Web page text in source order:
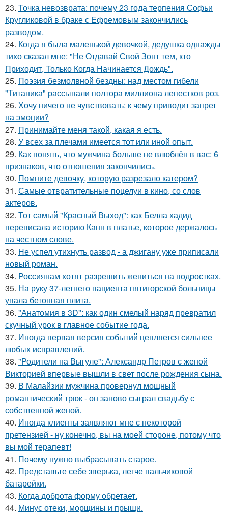
23. Точка невозврата: почему 23 года терпения Софьи
Кругликовой в браке с Ефремовым закончились
разводом.
24. Когда я была маленькой девочкой, дедушка однажды
тихо сказал мне: "Не Отдавай Свой Зонт тем, кто
Приходит, Только Когда Начинается Дождь".
25. Поэзия безмолвной бездны: над местом гибели
"Титаника" рассыпали полтора миллиона лепестков роз.
26. Хочу ничего не чувствовать: к чему приводит запрет
на эмоции?
27. Принимайте меня такой, какая я есть.
28. У всех за плечами имеется тот или иной опыт.
29. Как понять, что мужчина больше не влюблён в вас: 6
признаков, что отношения закончились.
30. Помните девочку, которую разрезало катером?
31. Самые отвратительные поцелуи в кино, со слов
актеров.
32. Тот самый "Красный Выход": как Белла хадид
переписала историю Канн в платье, которое держалось
на честном слове.
33. Не успел утихнуть развод - а джигану уже приписали
новый роман.
34. Россиянам хотят разрешить жениться на подростках.
35. На руку 37-летнего пациента пятигорской больницы
упала бетонная плита.
36. "Анатомия в 3D": как один смелый наряд превратил
скучный урок в главное событие года.
37. Иногда первая версия событий цепляется сильнее
любых исправлений.
38. "Родители на Выгуле": Александр Петров с женой
Викторией впервые вышли в свет после рождения сына.
39. В Малайзии мужчина провернул мощный
романтический трюк - он заново сыграл свадьбу с
собственной женой.
40. Иногда клиенты заявляют мне с некоторой
претензией - ну конечно, вы на моей стороне, потому что
вы мой терапевт!
41. Почему нужно выбрасывать старое.
42. Представьте себе зверька, легче пальчиковой
батарейки.
43. Когда доброта форму обретает.
44. Минус отеки, морщины и прыщи.